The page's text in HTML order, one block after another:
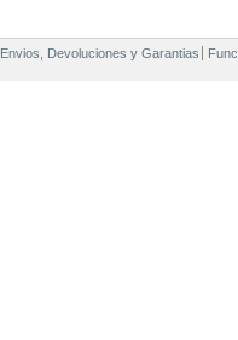
Envios, Devoluciones y Garantias